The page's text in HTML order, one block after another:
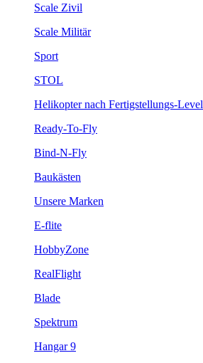
Scale Zivil
Scale Militär
Sport
STOL
Helikopter nach Fertigstellungs-Level
Ready-To-Fly
Bind-N-Fly
Baukästen
Unsere Marken
E-flite
HobbyZone
RealFlight
Blade
Spektrum
Hangar 9